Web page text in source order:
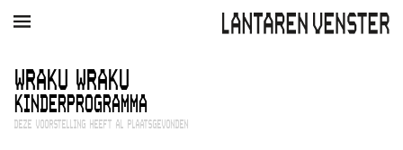
AGENDA FILM MUZIEK
Winkelmandje
Zoek
WRAKU WRAKU
KINDERPROGRAMMA
DEZE VOORSTELLING HEEFT AL PLAATSGEVONDEN